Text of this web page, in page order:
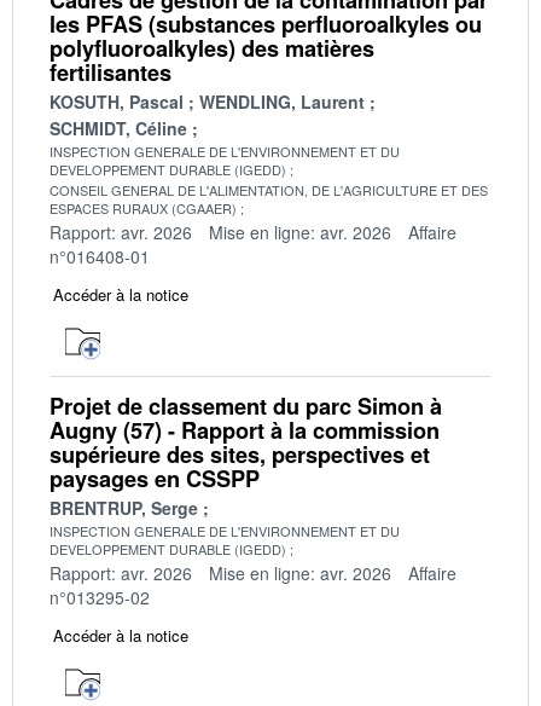
les PFAS (substances perfluoroalkyles ou
polyfluoroalkyles) des matières
fertilisantes
KOSUTH, Pascal
WENDLING, Laurent
SCHMIDT, Céline
INSPECTION GENERALE DE L'ENVIRONNEMENT ET DU
DEVELOPPEMENT DURABLE (IGEDD)
CONSEIL GENERAL DE L'ALIMENTATION, DE L'AGRICULTURE ET DES
ESPACES RURAUX (CGAAER)
Rapport: avr. 2026 Mise en ligne: avr. 2026
Affaire
n°016408-01
Accéder à la notice
Projet de classement du parc Simon à
Augny (57) - Rapport à la commission
supérieure des sites, perspectives et
paysages en CSSPP
BRENTRUP, Serge
INSPECTION GENERALE DE L'ENVIRONNEMENT ET DU
DEVELOPPEMENT DURABLE (IGEDD)
Rapport: avr. 2026 Mise en ligne: avr. 2026
Affaire
n°013295-02
Accéder à la notice